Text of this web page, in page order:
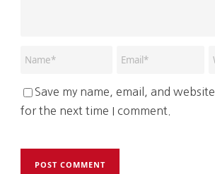
Save my name, email, and
for the next time I comment.